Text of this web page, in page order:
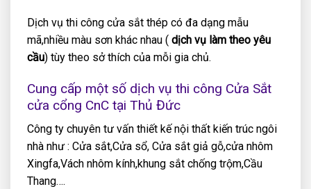
Dịch vụ thi công cửa sắt thép có đa dạng mẫu
mã,nhiều màu sơn khác nhau ( dịch vụ làm theo yêu
cầu) tùy theo sở thích của mỗi gia chủ.
Cung cấp một số dịch vụ thi công Cửa Sắt
cửa cổng CnC tại Thủ Đức
Công ty chuyên tư vấn thiết kế nội thất kiến trúc ngôi
nhà như : Cửa sắt,Cửa sổ, Cửa sắt giả gỗ,cửa nhôm
Xingfa,Vách nhôm kính,khung sắt chống trộm,Cầu
Thang….